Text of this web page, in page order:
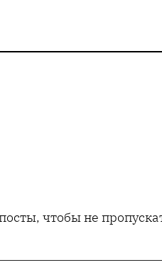
чтобы не